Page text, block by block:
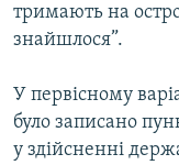
тримають на
знайшлося”.
У первісному
було записано
у здійсненні